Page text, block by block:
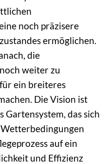
noch präzisere
ermöglichen.
die
weiter zu
ein breiteres
Die Vision ist
das sich
auf ein
und Effizienz